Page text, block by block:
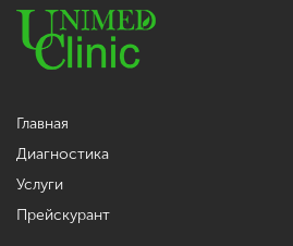
Главная
Диагностика
Услуги
Прейскурант